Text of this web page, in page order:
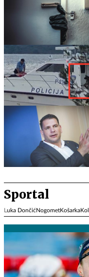
Sportal
Luka DončićNogometKošarka